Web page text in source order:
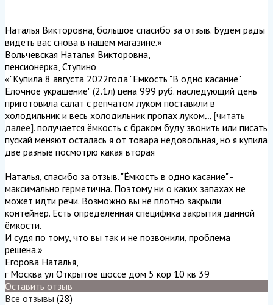
Наталья Викторовна, большое спасибо за отзыв. Будем рады
видеть вас снова в нашем магазине.»
Вольчевская Наталья Викторовна,
пенсионерка, Ступино
«"Купила 8 августа 2022года "Емкость "В одно касание"
Ёлочное украшение" (2.1л) цена 999 руб. наследующий день
приготовила салат с репчатом луком поставили в
холодильник и весь холодильник пропах луком... [читать
далее]. получается ёмкость с браком буду звонить или писать
пускай меняют осталась я от товара недовольная, но я купила
две разные посмотрю какая вторая
Наталья, спасибо за отзыв. "Ёмкость в одно касание" -
максимально герметична. Поэтому ни о каких запахах не
может идти речи. Возможно вы не плотно закрыли
контейнер. Есть определённая специфика закрытия данной
ёмкости.
И судя по тому, что вы так и не позвонили, проблема
решена.»
Егорова Наталья,
г Москва ул Открытое шоссе дом 5 кор 10 кв 39
Оставить отзыв
Все отзывы (28)